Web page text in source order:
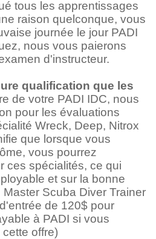
tous les apprentissages
raison quelconque, vous
journée le jour PADI
nous vous paierons
d'instructeur.
qualification que les
de votre PADI IDC, nous
pour les évaluations
Wreck, Deep, Nitrox
que lorsque vous
vous pourrez
ces spécialités, ce qui
et sur la bonne
Scuba Diver Trainer
de 120$ pour
à PADI si vous
offre)